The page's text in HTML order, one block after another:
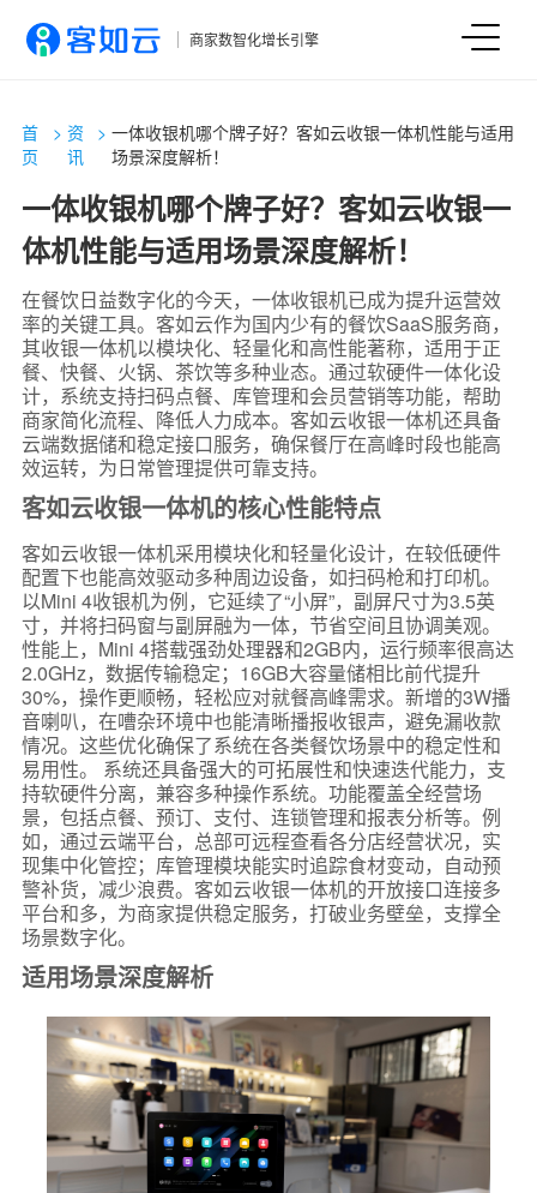
商家数智化增长引擎
首
页
> 资
讯
>一体收银机哪个牌子好？客如云收银一体机性能与适用
场景深度解析！
一体收银机哪个牌子好？客如云收银一
体机性能与适用场景深度解析！
在餐饮日益数字化的今天，一体收银机已成为提升运营效
率的关键工具。客如云作为国内少有的餐饮SaaS服务商，
其收银一体机以模块化、轻量化和高性能著称，适用于正
餐、快餐、火锅、茶饮等多种业态。通过软硬件一体化设
计，系统支持扫码点餐、库管理和会员营销等功能，帮助
商家简化流程、降低人力成本。客如云收银一体机还具备
云端数据储和稳定接口服务，确保餐厅在高峰时段也能高
效运转，为日常管理提供可靠支持。
客如云收银一体机的核心性能特点
客如云收银一体机采用模块化和轻量化设计，在较低硬件
配置下也能高效驱动多种周边设备，如扫码枪和打印机。
以Mini 4收银机为例，它延续了“小屏”，副屏尺寸为3.5英
寸，并将扫码窗与副屏融为一体，节省空间且协调美观。
性能上，Mini 4搭载强劲处理器和2GB内，运行频率很高达
2.0GHz，数据传输稳定；16GB大容量储相比前代提升
30%，操作更顺畅，轻松应对就餐高峰需求。新增的3W播
音喇叭，在嘈杂环境中也能清晰播报收银声，避免漏收款
情况。这些优化确保了系统在各类餐饮场景中的稳定性和
易用性。 系统还具备强大的可拓展性和快速迭代能力，支
持软硬件分离，兼容多种操作系统。功能覆盖全经营场
景，包括点餐、预订、支付、连锁管理和报表分析等。例
如，通过云端平台，总部可远程查看各分店经营状况，实
现集中化管控；库管理模块能实时追踪食材变动，自动预
警补货，减少浪费。客如云收银一体机的开放接口连接多
平台和多，为商家提供稳定服务，打破业务壁垒，支撑全
场景数字化。
适用场景深度解析